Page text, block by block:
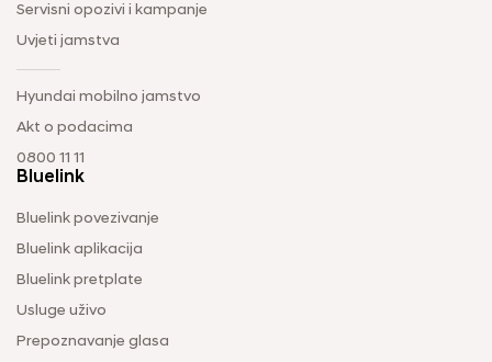
Servisni opozivi i kampanje
Uvjeti jamstva
Hyundai mobilno jamstvo
Akt o podacima
0800 11 11
Bluelink
Bluelink povezivanje
Bluelink aplikacija
Bluelink pretplate
Usluge uživo
Prepoznavanje glasa